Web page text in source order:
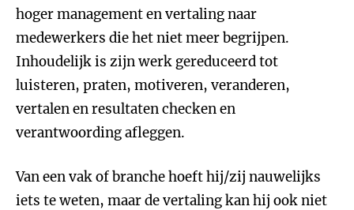
hoger management en vertaling naar
medewerkers die het niet meer begrijpen.
Inhoudelijk is zijn werk gereduceerd tot
luisteren, praten, motiveren, veranderen,
vertalen en resultaten checken en
verantwoording afleggen.
Van een vak of branche hoeft hij/zij nauwelijks
iets te weten, maar de vertaling kan hij ook niet